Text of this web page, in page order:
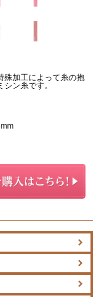
殊加工によって糸の抱
ン糸です。